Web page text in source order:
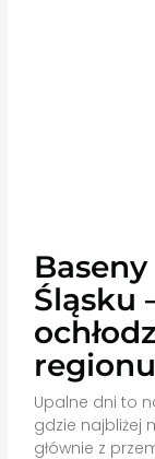
Śląsku
regionu
Upalne dni to
gdzie najbliżej
głównie z